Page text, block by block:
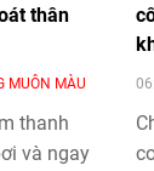
thân
MUÔN MÀU
thanh
và ngay